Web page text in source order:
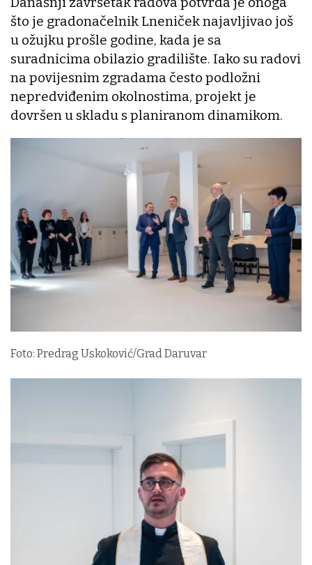
što je gradonačelnik Lneniček najavljivao još
u ožujku prošle godine, kada je sa
suradnicima obilazio gradilište. Iako su radovi
na povijesnim zgradama često podložni
nepredviđenim okolnostima, projekt je
dovršen u skladu s planiranom dinamikom.
Foto: Predrag Uskoković/Grad Daruvar